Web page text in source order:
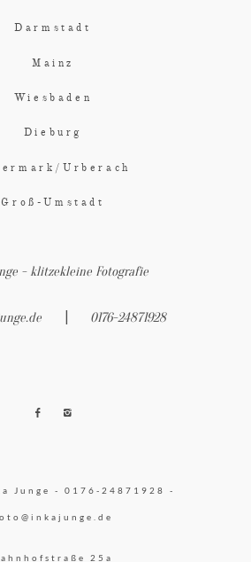
Darmstadt
Mainz
Wiesbaden
Dieburg
Urberach
Groß-Umstadt
- klitzekleine Fotografie
0176-24871928
Junge - 0176-24871928 -
25a